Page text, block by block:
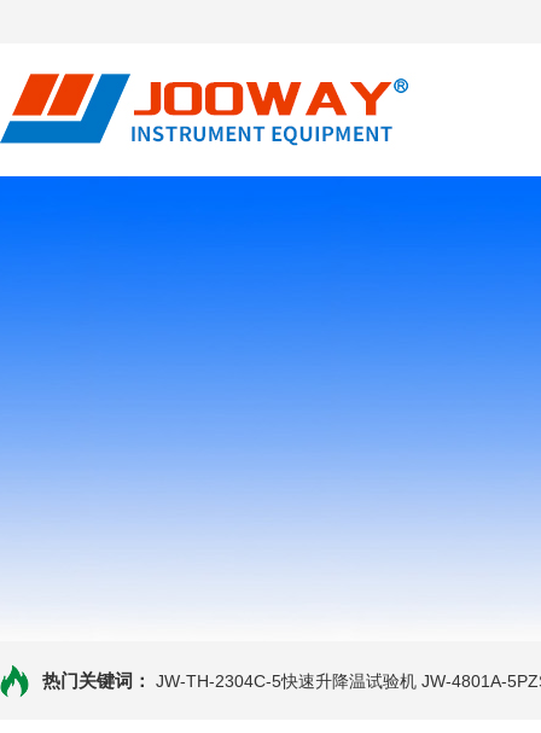
热门关键词： JW-TH-2304C-5快速升降温试验机 JW-4801A-